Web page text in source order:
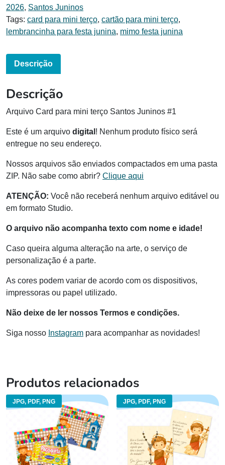
2026, Santos Juninos
Tags: card para mini terço, cartão para mini terço,
lembrancinha para festa junina, mimo festa junina
Descrição
Descrição
Arquivo Card para mini terço Santos Juninos #1
Este é um arquivo digital ! Nenhum produto físico será
entregue no seu endereço.
Nossos arquivos são enviados compactados em uma pasta
ZIP. Não sabe como abrir? Clique aqui
ATENÇÃO: Você não receberá nenhum arquivo editável ou
em formato Studio.
O arquivo não acompanha texto com nome e idade!
Caso queira alguma alteração na arte, o serviço de
personalização é a parte.
As cores podem variar de acordo com os dispositivos,
impressoras ou papel utilizado.
Não deixe de ler nossos Termos e condições.
Siga nosso Instagram para acompanhar as novidades!
Produtos relacionados
JPG, PDF, PNG JPG, PDF, PNG